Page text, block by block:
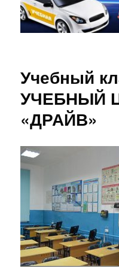
Учебный
УЧЕБНЫЙ
«ДРАЙВ»